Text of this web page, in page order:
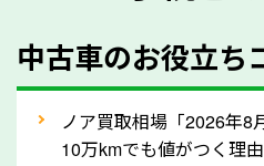
型式／グレード
走行距離（例：約〇万キ
車検の満了日
内装や外装の状態
中古車のお役立ち
ノア買取相場「2026年8
10万kmでも値がつく理由